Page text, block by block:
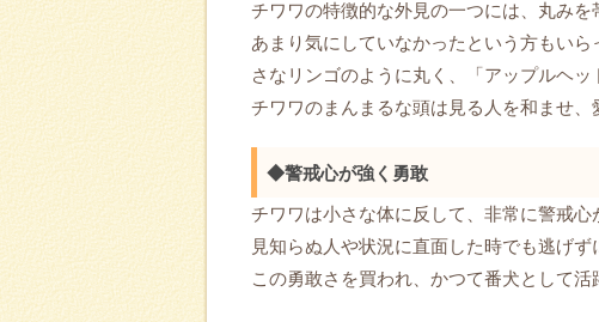
チワワの特徴的な外見の一つには、丸みを
あまり気にしていなかったという方もい
さなリンゴのように丸く、「アップルヘッ
チワワのまんまるな頭は見る人を和ませ、
◆警戒心が強く勇敢
チワワは小さな体に反して、非常に警戒心
見知らぬ人や状況に直面した時でも逃げ
この勇敢さを買われ、かつて番犬として活